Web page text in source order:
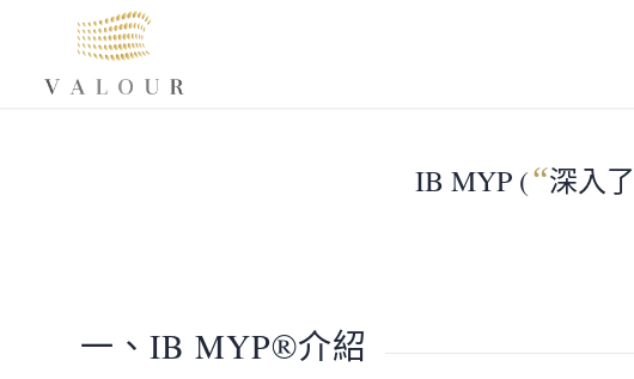
IB MYP (“深入
一、IB MYP®介紹